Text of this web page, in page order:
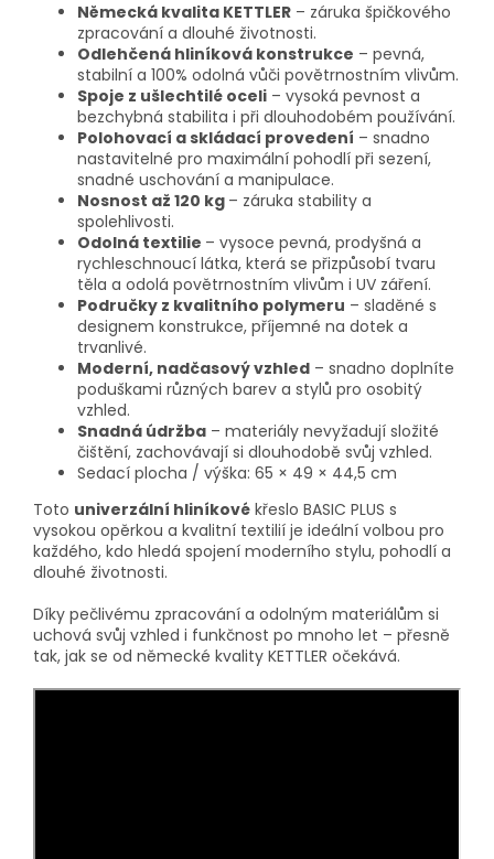
Německá kvalita KETTLER – záruka špičkového
zpracování a dlouhé životnosti.
Odlehčená hliníková konstrukce – pevná,
stabilní a 100% odolná vůči povětrnostním vlivům.
Spoje z ušlechtilé oceli – vysoká pevnost a
bezchybná stabilita i při dlouhodobém používání.
Polohovací a skládací provedení – snadno
nastavitelné pro maximální pohodlí při sezení,
snadné uschování a manipulace.
Nosnost až 120 kg – záruka stability a
spolehlivosti.
Odolná textilie – vysoce pevná, prodyšná a
rychleschnoucí látka, která se přizpůsobí tvaru
těla a odolá povětrnostním vlivům i UV záření.
Područky z kvalitního polymeru – sladěné s
designem konstrukce, příjemné na dotek a
trvanlivé.
Moderní, nadčasový vzhled – snadno doplníte
poduškami různých barev a stylů pro osobitý
vzhled.
Snadná údržba – materiály nevyžadují složité
čištění, zachovávají si dlouhodobě svůj vzhled.
Sedací plocha / výška: 65 × 49 × 44,5 cm
Toto univerzální hliníkové křeslo BASIC PLUS s
vysokou opěrkou a kvalitní textilií je ideální volbou pro
každého, kdo hledá spojení moderního stylu, pohodlí a
dlouhé životnosti.
Díky pečlivému zpracování a odolným materiálům si
uchová svůj vzhled i funkčnost po mnoho let – přesně
tak, jak se od německé kvality KETTLER očekává.